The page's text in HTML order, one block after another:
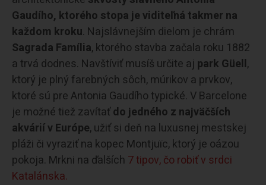
Gaudího, ktorého stopa je viditeľná takmer na
každom kroku. Najslávnejším dielom je chrám
Sagrada Família, ktorého stavba začala roku 1882
a trvá dodnes. Navštíviť musíš určite aj park Güell,
ktorý je plný farebných sôch, múrikov a prvkov,
ktoré sú pre Antonia Gaudího typické. V Barcelone
je možné tiež zavítaťdo jedného z najväčších
akvárií v Európe, užiť si deň na luxusnej mestskej
pláži či vyraziť na kopec Montjuïc, ktorý je oázou
pokoja. Mrkni na ďalších 7 tipov, čo robiť v srdci
Katalánska.